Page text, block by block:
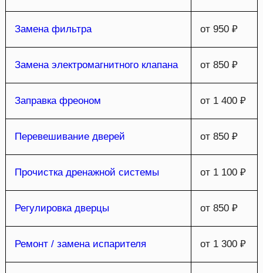
Замена фильтра от 950 ₽
Замена электромагнитного клапана от 850 ₽
Заправка фреоном от 1 400 ₽
Перевешивание дверей от 850 ₽
Прочистка дренажной системы от 1 100 ₽
Регулировка дверцы от 850 ₽
Ремонт / замена испарителя от 1 300 ₽